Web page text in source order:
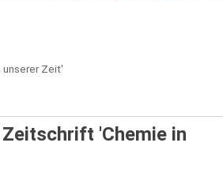
Zeit'
'Chemie in